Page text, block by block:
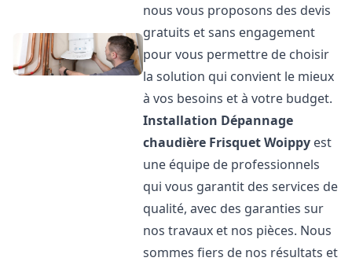
nous vous proposons des devis
gratuits et sans engagement
pour vous permettre de choisir
la solution qui convient le mieux
à vos besoins et à votre budget.
Installation Dépannage
chaudière FrisquetWoippy est
une équipe de professionnels
qui vous garantit des services de
qualité, avec des garanties sur
nos travaux et nos pièces. Nous
sommes fiers de nos résultats et